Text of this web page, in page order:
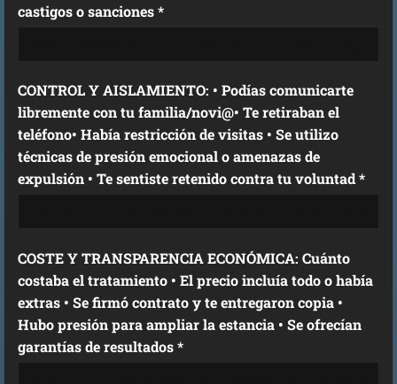
castigos o sanciones *
CONTROL Y AISLAMIENTO: • Podías comunicarte
libremente con tu familia/novi@• Te retiraban el
teléfono• Había restricción de visitas • Se utilizo
técnicas de presión emocional o amenazas de
expulsión • Te sentiste retenido contra tu voluntad *
COSTE Y TRANSPARENCIA ECONÓMICA: Cuánto
costaba el tratamiento • El precio incluía todo o había
extras • Se firmó contrato y te entregaron copia •
Hubo presión para ampliar la estancia • Se ofrecían
garantías de resultados *